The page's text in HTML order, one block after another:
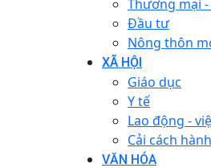
Thương mại
Đầu tư
Nông thôn
XÃ HỘI
Giáo dục
Y tế
Lao động -
Cải cách
VĂN HÓA